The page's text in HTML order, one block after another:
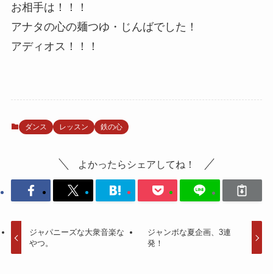
お相手は！！！
アナタの心の麺つゆ・じんばでした！
アディオス！！！
ダンス レッスン 鉄の心
よかったらシェアしてね！
ジャパニーズな大衆音楽な
やつ。
ジャンボな夏企画、3連
発！